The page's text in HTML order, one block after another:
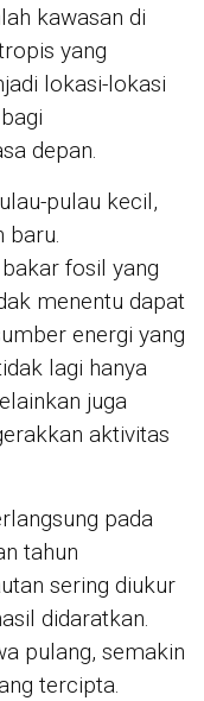
kawasan di
yang
lokasi-lokasi
depan.
pulau kecil,
baru.
fosil yang
menentu dapat
energi yang
lagi hanya
juga
aktivitas
pada
tahun
sering diukur
didaratkan.
pulang, semakin
tercipta.